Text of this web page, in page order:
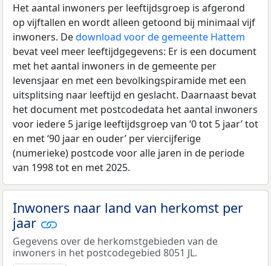
Het aantal inwoners per leeftijdsgroep is afgerond
op vijftallen en wordt alleen getoond bij minimaal vijf
inwoners. Dedownload voor de gemeente Hattem
bevat veel meer leeftijdgegevens: Er is een document
met het aantal inwoners in de gemeente per
levensjaar en met een bevolkingspiramide met een
uitsplitsing naar leeftijd en geslacht. Daarnaast bevat
het document met postcodedata het aantal inwoners
voor iedere 5 jarige leeftijdsgroep van ‘0 tot 5 jaar’ tot
en met ‘90 jaar en ouder’ per viercijferige
(numerieke) postcode voor alle jaren in de periode
van 1998 tot en met 2025.
Inwoners naar land van herkomst per
jaar
Gegevens over de herkomstgebieden van de
inwoners in het postcodegebied 8051 JL.